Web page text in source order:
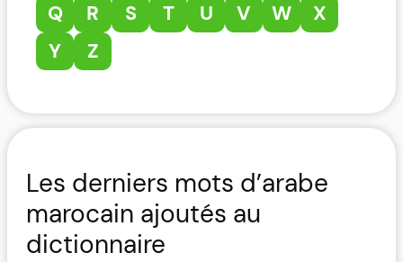
Q
R S T U V W
X
Y
Z
Les derniers mots d’arabe
marocain ajoutés au
dictionnaire